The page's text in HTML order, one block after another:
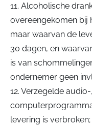
11. Alcoholische
overeengekomen bij
maar waarvan de
30 dagen, en
is van
ondernemer geen
12. Verzegelde
levering is verbroken;